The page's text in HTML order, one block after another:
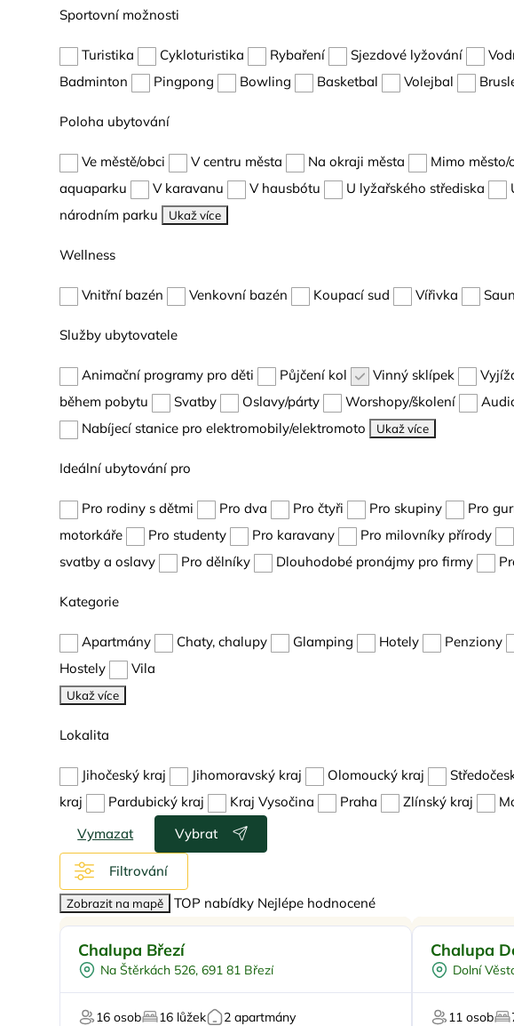
Sportovní možnosti
Turistika Cykloturistika Rybaření Sjezdové lyžování
Badminton
Pingpong Bowling Basketbal Volejbal
Poloha ubytování
Ve městě/obci V centru města Na okraji města Mimo město/
aquaparku
V karavanu V hausbótu U lyžařského střediska
národním parku
Ukaž více
Wellness
Vnitřní bazén Venkovní bazén Koupací sud Vířivka
Služby ubytovatele
Animační programy pro děti Půjčení kol Vinný sklípek
během pobytu
Svatby Oslavy/párty Worshopy/školení
Nabíjecí stanice pro elektromobily/elektromoto
Ukaž více
Ideální ubytování pro
Pro rodiny s dětmi Pro dva Pro čtyři Pro skupiny Pro
motorkáře
Pro studenty Pro karavany Pro milovníky přírody
svatby a oslavy
Pro dělníky Dlouhodobé pronájmy pro firmy
Kategorie
Apartmány Chaty, chalupy Glamping Hotely Penziony
Hostely
Vila
Ukaž více
Lokalita
Jihočeský kraj Jihomoravský kraj Olomoucký kraj
kraj
Pardubický kraj Kraj Vysočina Praha Zlínský kraj
Vymazat Vybrat
Filtrování
Zobrazit na mapě TOP nabídky Nejlépe hodnocené
Venkovní bazén
Vířivka
Pro milovníky vína
Chalupa Březí
Na Štěrkách 526, 691 81 Březí
16 osob 16 lůžek 2 apartmány
Pro
Vinný
Firemní akce/
Chalupa
Dolní
11 osob